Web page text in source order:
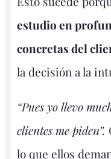
estudio en
concretas del
la decisión a la
“Pues yo llevo
clientes me piden”.
lo que ellos